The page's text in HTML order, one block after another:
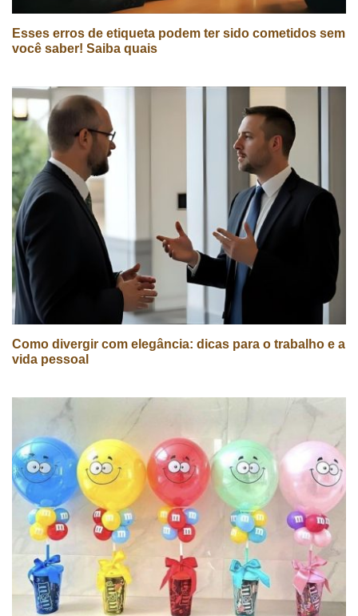
Esses erros de etiqueta podem ter sido cometidos sem
você saber! Saiba quais
Como divergir com elegância: dicas para o trabalho e a
vida pessoal